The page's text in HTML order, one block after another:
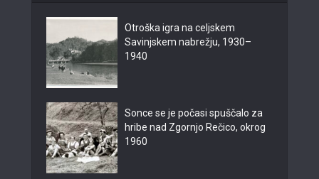
Otroška igra na celjskem
Savinjskem nabrežju, 1930–
1940
Sonce se je počasi spuščalo za
hribe nad Zgornjo Rečico, okrog
1960